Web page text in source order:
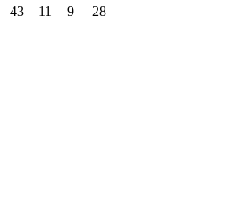
43
11 9 28